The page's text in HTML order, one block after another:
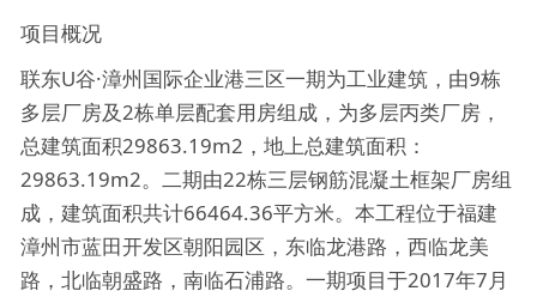
项目概况
联东U谷·漳州国际企业港三区一期为工业建筑，由9栋
多层厂房及2栋单层配套用房组成，为多层丙类厂房，
总建筑面积29863.19m2，地上总建筑面积：
29863.19m2。二期由22栋三层钢筋混凝土框架厂房组
成，建筑面积共计66464.36平方米。本工程位于福建
漳州市蓝田开发区朝阳园区，东临龙港路，西临龙美
路，北临朝盛路，南临石浦路。一期项目于2017年7月